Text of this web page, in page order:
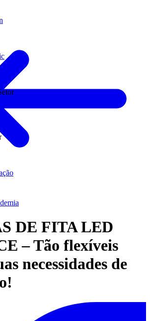
DE FITA LED
– Tão flexíveis
necessidades de